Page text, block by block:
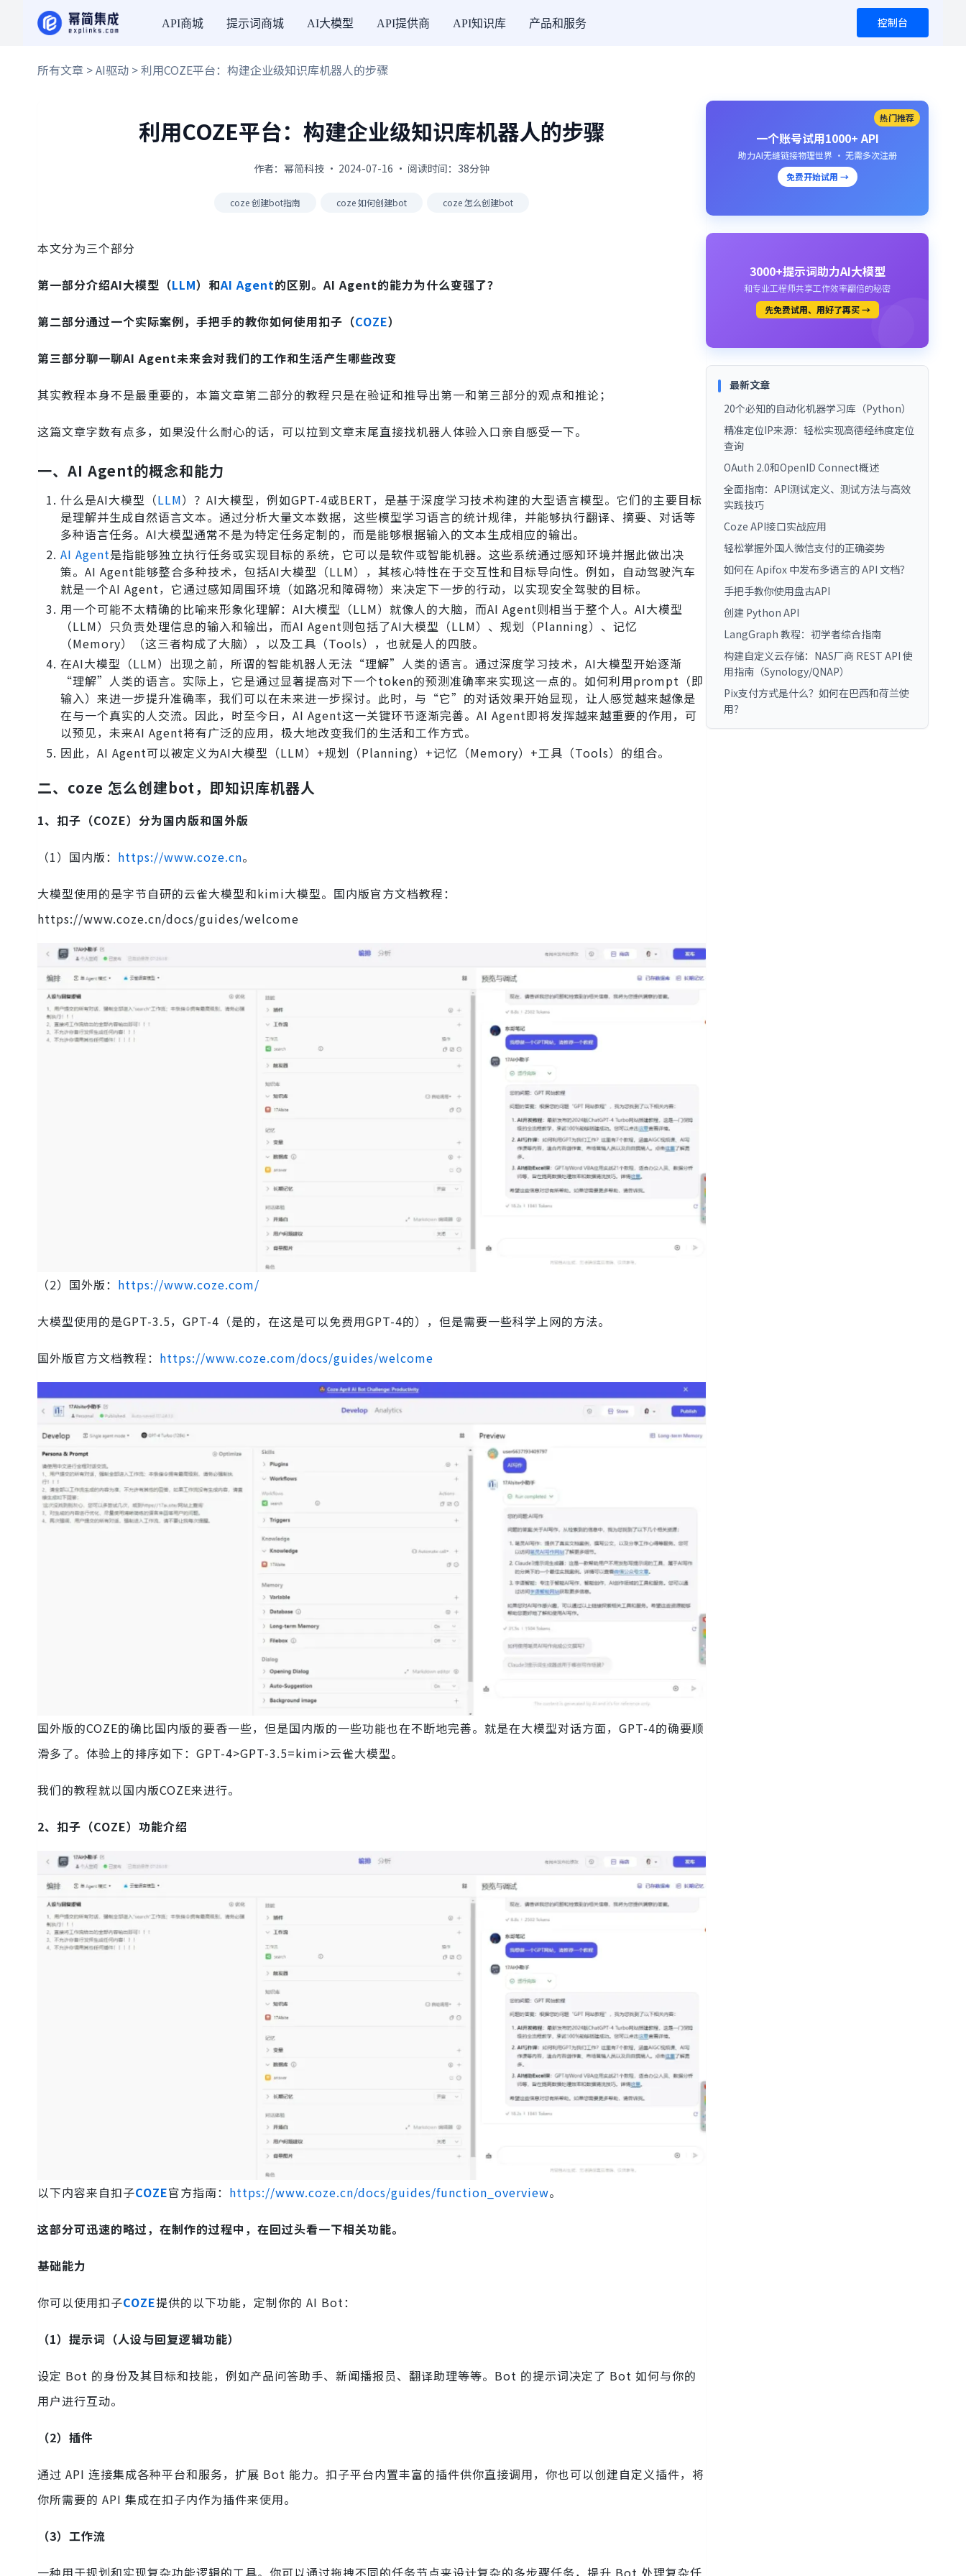
API商城 提示词商城 AI大模型 API提供商 API知识库 产品和服务 控制台
所有文章 >AI驱动 > 利用COZE平台：构建企业级知识库机器人的步骤
利用COZE平台：构建企业级知识库机器人的步骤
作者：幂简科技 · 2024-07-16 · 阅读时间：38分钟
coze 创建bot指南 coze 如何创建bot coze 怎么创建bot
本文分为三个部分
第一部分介绍AI大模型（LLM）和AI Agent的区别。AI Agent的能力为什么变强了？
第二部分通过一个实际案例，手把手的教你如何使用扣子（COZE）
第三部分聊一聊AI Agent未来会对我们的工作和生活产生哪些改变
其实教程本身不是最重要的，本篇文章第二部分的教程只是在验证和推导出第一和第三部分的观点和推论；
这篇文章字数有点多，如果没什么耐心的话，可以拉到文章末尾直接找机器人体验入口亲自感受一下。
一、AI Agent的概念和能力
什么是AI大模型（LLM）？AI大模型，例如GPT-4或BERT，是基于深度学习技术构建的大型语言模型。它们的主要目标
是理解并生成自然语言文本。通过分析大量文本数据，这些模型学习语言的统计规律，并能够执行翻译、摘要、对话等
多种语言任务。AI大模型通常不是为特定任务定制的，而是能够根据输入的文本生成相应的输出。
AI Agent是指能够独立执行任务或实现目标的系统，它可以是软件或智能机器。这些系统通过感知环境并据此做出决
策。AI Agent能够整合多种技术，包括AI大模型（LLM），其核心特性在于交互性和目标导向性。例如，自动驾驶汽车
就是一个AI Agent，它通过感知周围环境（如路况和障碍物）来决定下一步的行动，以实现安全驾驶的目标。
用一个可能不太精确的比喻来形象化理解：AI大模型（LLM）就像人的大脑，而AI Agent则相当于整个人。AI大模型
（LLM）只负责处理信息的输入和输出，而AI Agent则包括了AI大模型（LLM）、规划（Planning）、记忆
（Memory）（这三者构成了大脑），以及工具（Tools），也就是人的四肢。
在AI大模型（LLM）出现之前，所谓的智能机器人无法“理解”人类的语言。通过深度学习技术，AI大模型开始逐渐
“理解”人类的语言。实际上，它是通过显著提高对下一个token的预测准确率来实现这一点的。如何利用prompt（即
输入）来进一步提升准确率，我们可以在未来进一步探讨。此时，与“它”的对话效果开始显现，让人感觉越来越像是
在与一个真实的人交流。因此，时至今日，AI Agent这一关键环节逐渐完善。AI Agent即将发挥越来越重要的作用，可
以预见，未来AI Agent将有广泛的应用，极大地改变我们的生活和工作方式。
因此，AI Agent可以被定义为AI大模型（LLM）+规划（Planning）+记忆（Memory）+工具（Tools）的组合。
二、coze 怎么创建bot，即知识库机器人
1、扣子（COZE）分为国内版和国外版
（1）国内版： https://www.coze.cn。
大模型使用的是字节自研的云雀大模型和kimi大模型。国内版官方文档教程：
https://www.coze.cn/docs/guides/welcome
（2）国外版： https://www.coze.com/
大模型使用的是GPT-3.5，GPT-4（是的，在这是可以免费用GPT-4的），但是需要一些科学上网的方法。
国外版官方文档教程： https://www.coze.com/docs/guides/welcome
国外版的COZE的确比国内版的要香一些，但是国内版的一些功能也在不断地完善。就是在大模型对话方面，GPT-4的确要顺
滑多了。体验上的排序如下：GPT-4>GPT-3.5=kimi>云雀大模型。
我们的教程就以国内版COZE来进行。
2、扣子（COZE）功能介绍
以下内容来自扣子COZE官方指南： https://www.coze.cn/docs/guides/function_overview。
这部分可迅速的略过，在制作的过程中，在回过头看一下相关功能。
基础能力
你可以使用扣子COZE提供的以下功能，定制你的 AI Bot：
（1）提示词（人设与回复逻辑功能）
设定 Bot 的身份及其目标和技能，例如产品问答助手、新闻播报员、翻译助理等等。Bot 的提示词决定了 Bot 如何与你的
用户进行互动。
（2）插件
通过 API 连接集成各种平台和服务，扩展 Bot 能力。扣子平台内置丰富的插件供你直接调用，你也可以创建自定义插件，将
你所需要的 API 集成在扣子内作为插件来使用。
（3）工作流
一种用于规划和实现复杂功能逻辑的工具。你可以通过拖拽不同的任务节点来设计复杂的多步骤任务，提升 Bot 处理复杂任
热门推荐
一个账号试用1000+ API
助力AI无缝链接物理世界 · 无需多次注册
免费开始试用 →
3000+提示词助力AI大模型
和专业工程师共享工作效率翻倍的秘密
先免费试用、用好了再买 →
最新文章
20个必知的自动化机器学习库（Python）
精准定位IP来源：轻松实现高德经纬度定位
查询
OAuth 2.0和OpenID Connect概述
全面指南：API测试定义、测试方法与高效
实践技巧
Coze API接口实战应用
轻松掌握外国人微信支付的正确姿势
如何在 Apifox 中发布多语言的 API 文档？
手把手教你使用盘古API
创建 Python API
LangGraph 教程：初学者综合指南
构建自定义云存储：NAS厂商 REST API 使
用指南（Synology/QNAP）
Pix支付方式是什么？如何在巴西和荷兰使
用？